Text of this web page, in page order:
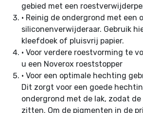
gebied met een
• Reinig de ondergrond met een
siliconenverwijderaar. Gebruik
kleefdoek of pluisvrij papier.
• Voor verdere roestvorming te
u een Noverox roeststopper
• Voor een optimale hechting
Dit zorgt voor een goede
ondergrond met de lak, zodat
zitten. Om de pigmenten in de